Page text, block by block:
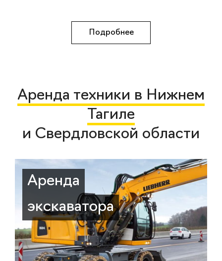
Подробнее
Аренда техники в Нижнем
Тагиле
и Свердловской области
Аренда
экскаватора